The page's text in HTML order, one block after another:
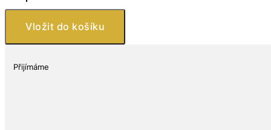
100
oz
Highland
Vložit do košíku
Přijímáme